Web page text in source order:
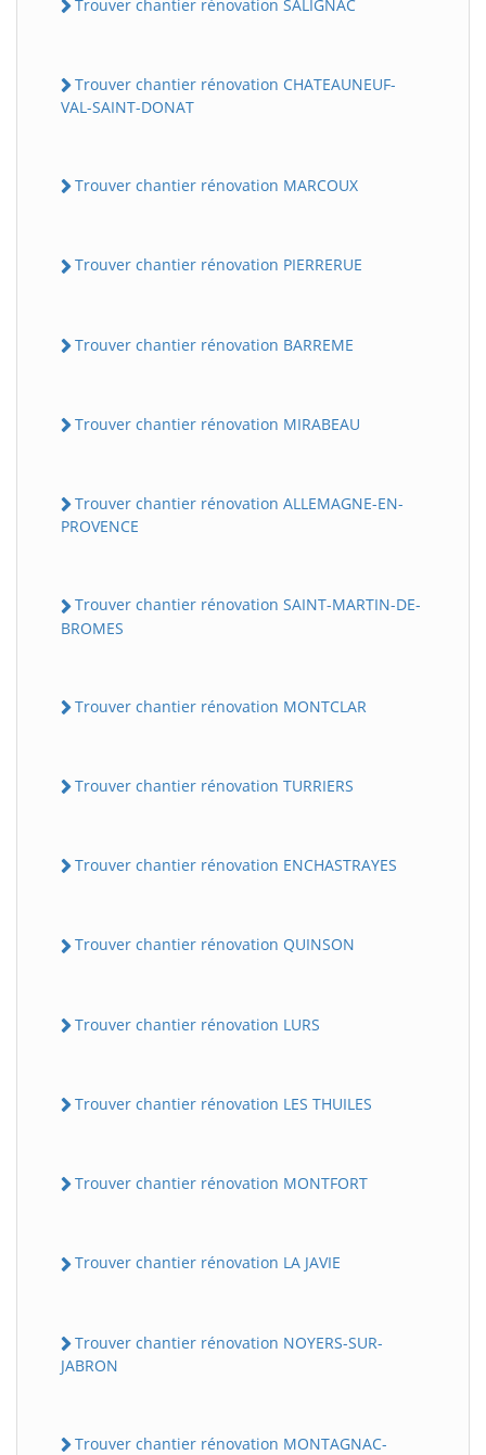
Trouver chantier rénovation SALIGNAC
Trouver chantier rénovation CHATEAUNEUF-
VAL-SAINT-DONAT
Trouver chantier rénovation MARCOUX
Trouver chantier rénovation PIERRERUE
Trouver chantier rénovation BARREME
Trouver chantier rénovation MIRABEAU
Trouver chantier rénovation ALLEMAGNE-EN-
PROVENCE
Trouver chantier rénovation SAINT-MARTIN-DE-
BROMES
Trouver chantier rénovation MONTCLAR
Trouver chantier rénovation TURRIERS
Trouver chantier rénovation ENCHASTRAYES
Trouver chantier rénovation QUINSON
Trouver chantier rénovation LURS
Trouver chantier rénovation LES THUILES
Trouver chantier rénovation MONTFORT
Trouver chantier rénovation LA JAVIE
Trouver chantier rénovation NOYERS-SUR-
JABRON
Trouver chantier rénovation MONTAGNAC-